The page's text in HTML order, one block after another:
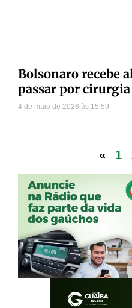
Bolsonaro recebe
passar por
4 de maio de 2026 15:59
« 1